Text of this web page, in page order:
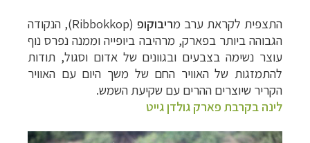
התצפית לקראת ערב מריבוקופ (
Ribbokkop), הנקודה
הגבוהה ביותר בפארק, מרהיבה ביופייה וממנה נפרס נוף
עוצר נשימה בצבעים ובגוונים של אדום וסגול, תודות
להתמזגות של האוויר החם של משך היום עם האוויר
הקריר שיוצרים ההרים עם שקיעת השמש.
לינה בקרבת פארק גולדן גייט